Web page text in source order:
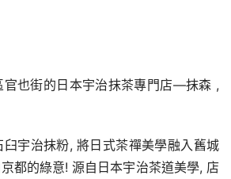
官也街的日本宇治抹茶專門店—抹森 ,
臼宇治抹粉, 將日式茶禪美學融入舊城
都的綠意! 源自日本宇治茶道美學, 店